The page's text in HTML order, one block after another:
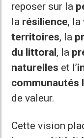
reposer sur la
la résilience, la
territoires, la
du littoral, la
naturelles et l’
communautés
de valeur.
Cette vision